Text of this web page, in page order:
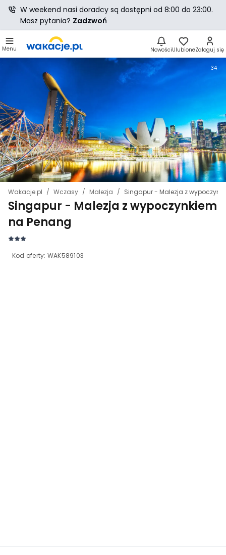
Menu NowościUlubioneZaloguj się
Wakacje.pl Wczasy Malezja Singapur - Malezja z
Singapur - Malezja z wypoczynkiem
na Penang
Kod oferty: WAK589103
34
W weekend nasi doradcy są dostępni od 8:00 do 23:00.
Masz pytania? Zadzwoń